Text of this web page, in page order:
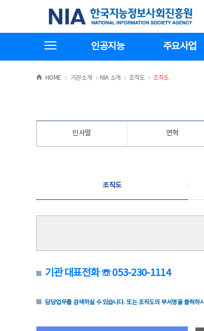
기
한국지능정보사회진흥원
인공지능 주요사업
HOME >
기관소개 >NIA 소개 >
조직도 >
조직도
인사말 연혁
조직도
기관 대표전화 ☏ 053-230-1114
담당업무를 검색하실 수 있습니다. 또는 조직도의 부서명을 클릭하